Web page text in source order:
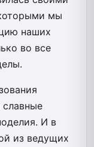
мы
наших
во все
И в
из ведущих